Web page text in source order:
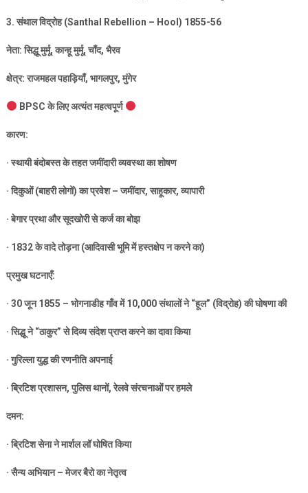
3.संथाल विद्रोह (Santhal Rebellion – Hool) 1855-56
नेता: सिद्धू मुर्मू,कान्हू मुर्मू,चाँद, भैरव
क्षेत्र: राजमहल पहाड़ियाँ, भागलपुर,मुंगेर
BPSCके लिए अत्यंत महत्वपूर्ण
कारण:
·स्थायी बंदोबस्त के तहत जमींदारी व्यवस्था का शोषण
·दिकुओं (बाहरी लोगों) का प्रवेश – जमींदार,साहूकार,व्यापारी
·बेगार प्रथा और सूदखोरी से कर्ज का बोझ
· 1832के वादे तोड़ना (आदिवासी भूमि में हस्तक्षेप न करने का)
प्रमुख घटनाएँ:
· 30जून1855 – भोगनाडीह गाँव में10,000संथालों ने “हूल” (विद्रोह) की घोषणा की
·सिद्धू ने “ठाकुर” से दिव्य संदेश प्राप्त करने का दावा किया
·गुरिल्ला युद्ध की रणनीति अपनाई
·ब्रिटिश प्रशासन,पुलिस थानों,रेलवे संरचनाओं पर हमले
दमन:
·ब्रिटिश सेना ने मार्शल लॉ घोषित किया
·सैन्य अभियान – मेजर बैरो का नेतृत्व